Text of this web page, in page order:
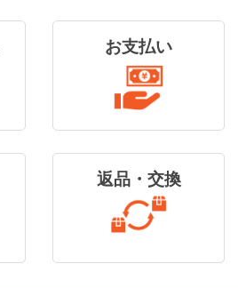
お支払い
返品・交換